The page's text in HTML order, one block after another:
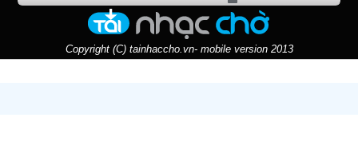
Copyright (C) tainhaccho.vn- mobile version 2013